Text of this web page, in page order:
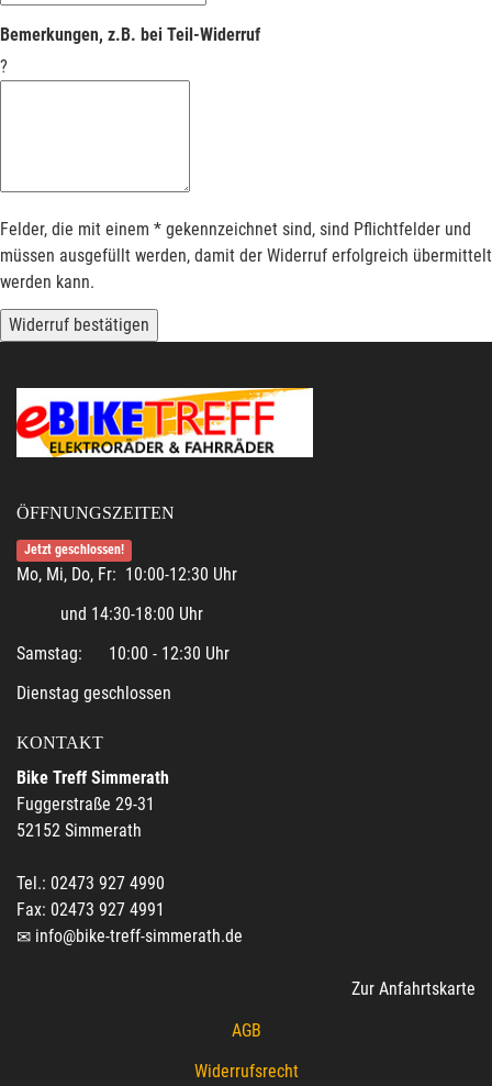
Bemerkungen, z.B. bei Teil-Widerruf
?
Felder, die mit einem * gekennzeichnet sind, sind Pflichtfelder und
müssen ausgefüllt werden, damit der Widerruf erfolgreich übermittelt
werden kann.
Widerruf bestätigen
ÖFFNUNGSZEITEN
Jetzt geschlossen!
Mo, Mi, Do, Fr: 10:00-12:30 Uhr
und 14:30-18:00 Uhr
Samstag: 10:00 - 12:30 Uhr
Dienstag geschlossen
KONTAKT
Bike Treff Simmerath
Fuggerstraße 29-31
52152 Simmerath
Tel.: 02473 927 4990
Fax: 02473 927 4991
info@bike-treff-simmerath.de
Zur Anfahrtskarte
AGB
Widerrufsrecht